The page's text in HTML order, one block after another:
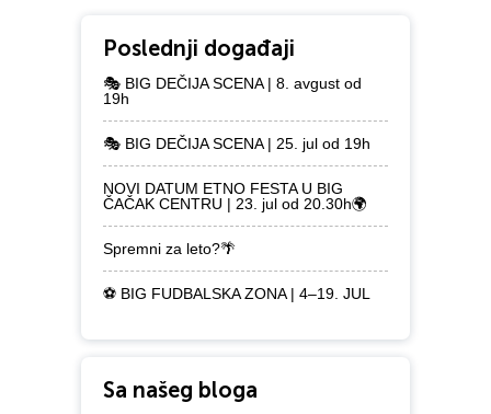
Poslednji događaji
🎭 BIG DEČIJA SCENA | 8. avgust od
19h
🎭 BIG DEČIJA SCENA | 25. jul od 19h
NOVI DATUM ETNO FESTA U BIG
ČAČAK CENTRU | 23. jul od 20.30h🌍
Spremni za leto?🌴
⚽ BIG FUDBALSKA ZONA | 4–19. JUL
Sa našeg bloga